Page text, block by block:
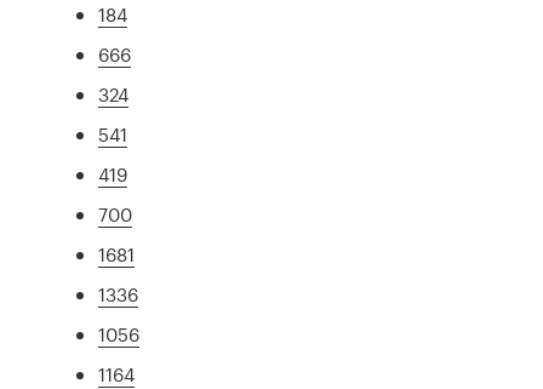
184
666
324
541
419
700
1681
1336
1056
1164